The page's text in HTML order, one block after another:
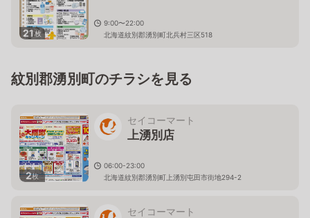
21枚
9:00〜22:00
北海道紋別郡湧別町北兵村三区518
紋別郡湧別町のチラシを見る
2枚
セイコーマート
上湧別店
06:00-23:00
北海道紋別郡湧別町上湧別屯田市街地294-2
セイコーマート